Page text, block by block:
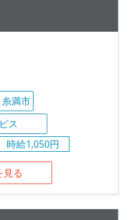
糸満市
ス
時給1,050円
見る